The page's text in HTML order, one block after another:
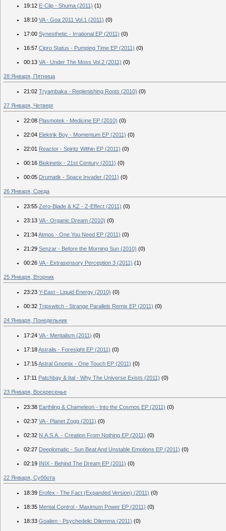
19:12 E-Clip - Shuma (2011) (1)
18:10 VA - Goa 2011 Vol.1 (2011) (0)
17:00 Synesthetic - Irrational EP (2011) (0)
16:57 Cipro Status - Pumping Time EP (2011) (0)
00:13 VA - Under The Moss Vol.2 (2011) (0)
28 Января, Пятница
21:02 Tryambaka - Replenishing Roots (2010) (0)
27 Января, Четверг
22:08 Plasmotek - Medicine EP (2010) (0)
22:04 Elektrik Boy - Momentum EP (2011) (0)
22:01 Reactor - Spiritz Within EP (2011) (0)
00:16 Biokinetix - 21st Century (2011) (0)
00:05 Drumatik - Space Invader (2011) (0)
26 Января, Среда
23:55 Zero-Blade & KZ - Z-Effect (2011) (0)
23:13 VA - Organic Dream (2010) (0)
21:34Atmos - One You Need EP (2011) (0)
21:29 Senzar - Before the Morning Sun (2010) (0)
00:26 VA - Extrasensory Perception 3 (2011) (1)
25 Января, Вторник
23:23 Y-East - Liquid Energy (2010) (0)
00:32 Tripswitch - Strange Parallels Remix EP (2011) (0)
24 Января, Понедельник
17:24 VA - Mentalism (2011) (0)
17:18Astralis - Foresight EP (2011) (0)
17:15Astral Gnomix - One Touch EP (2011) (0)
17:11 Patchbay & Ital - Why The Universe Exists (2011) (0)
23 Января, Воскресенье
23:38 Earthling & Chameleon - Into the Cosmos EP (2011) (0)
02:37 VA - Planet Zogg (2011) (0)
02:32 N.A.S.A. - Creation From Nothing EP (2011) (0)
02:27 Deeplomatic - Sun Beat And Unstable Emotions EP (2011) (0)
02:19 INIX - Behind The Dream EP (2011) (0)
22 Января, Суббота
18:39 Erofex - The Fact (Expanded Version) (2011) (0)
18:35 Mental Control - Maximum Power EP (2011) (0)
18:33 Goalien - Psychedelic Dilemma (2011) (0)